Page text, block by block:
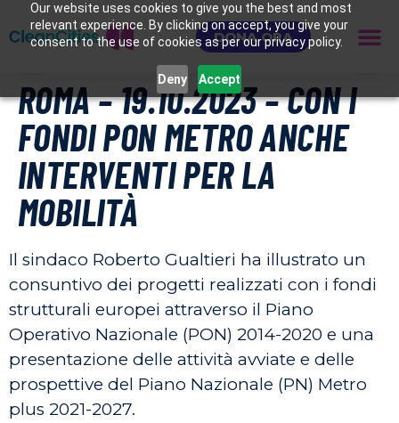
Our website uses cookies to give you the best and most
relevant experience. By clicking on accept, you give your
consent to the use of cookies as per our privacy policy.
Deny Accept
DONA ORA
ROMA – 19.10.2023 – CON I
FONDI PON METRO ANCHE
INTERVENTI PER LA
MOBILITÀ
Il sindaco Roberto Gualtieri ha illustrato un
consuntivo dei progetti realizzati con i fondi
strutturali europei attraverso il Piano
Operativo Nazionale (PON) 2014-2020 e una
presentazione delle attività avviate e delle
prospettive del Piano Nazionale (PN) Metro
plus 2021-2027.